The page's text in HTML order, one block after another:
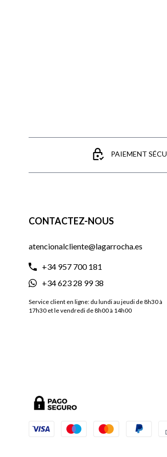
PAIEMENT
CONTACTEZ-NOUS
atencionalcliente@lagarrocha.es
+34 957 700 181
+34 623 28 99 38
Service client en ligne: du lundi au jeudi de 8h30 à
17h30 et le vendredi de 8h00 à 14h00